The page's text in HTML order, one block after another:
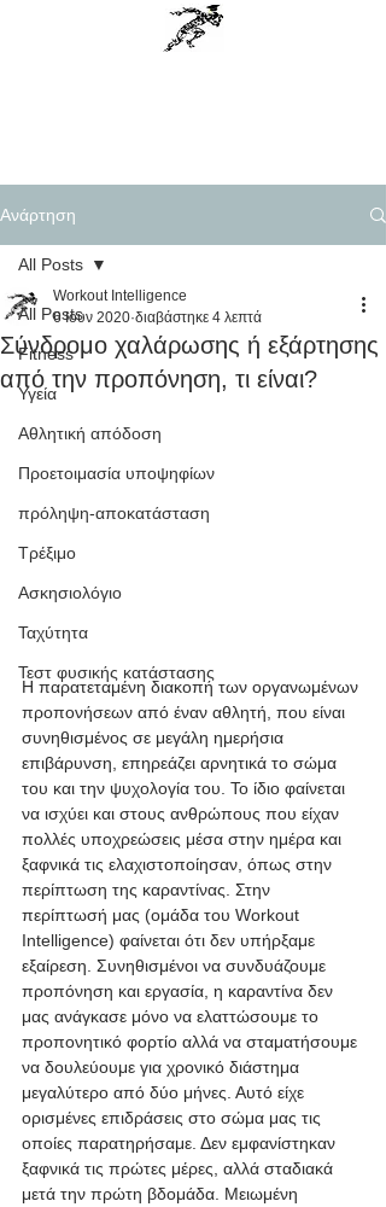
Ανάρτηση
All Posts
Fitness
Υγεία
Αθλητική απόδοση
Προετοιμασία υποψηφίων
πρόληψη-αποκατάσταση
Τρέξιμο
Ασκησιολόγιο
Ταχύτητα
Τεστ φυσικής κατάστασης
All Posts
Σύνδρομο χαλάρωσης ή εξάρτησης
από την προπόνηση, τι είναι?
Workout Intelligence
6 Ιουν 2020 διαβάστηκε 4 λεπτά
Η παρατεταμένη διακοπή των οργανωμένων
προπονήσεων από έναν αθλητή, που είναι
συνηθισμένος σε μεγάλη ημερήσια
επιβάρυνση, επηρεάζει αρνητικά το σώμα
του και την ψυχολογία του. Το ίδιο φαίνεται
να ισχύει και στους ανθρώπους που είχαν
πολλές υποχρεώσεις μέσα στην ημέρα και
ξαφνικά τις ελαχιστοποίησαν, όπως στην
περίπτωση της καραντίνας. Στην
περίπτωσή μας (ομάδα του Workout
Intelligence) φαίνεται ότι δεν υπήρξαμε
εξαίρεση. Συνηθισμένοι να συνδυάζουμε
προπόνηση και εργασία, η καραντίνα δεν
μας ανάγκασε μόνο να ελαττώσουμε το
προπονητικό φορτίο αλλά να σταματήσουμε
να δουλεύουμε για χρονικό διάστημα
μεγαλύτερο από δύο μήνες. Αυτό είχε
ορισμένες επιδράσεις στο σώμα μας τις
οποίες παρατηρήσαμε. Δεν εμφανίστηκαν
ξαφνικά τις πρώτες μέρες, αλλά σταδιακά
μετά την πρώτη βδομάδα. Μειωμένη